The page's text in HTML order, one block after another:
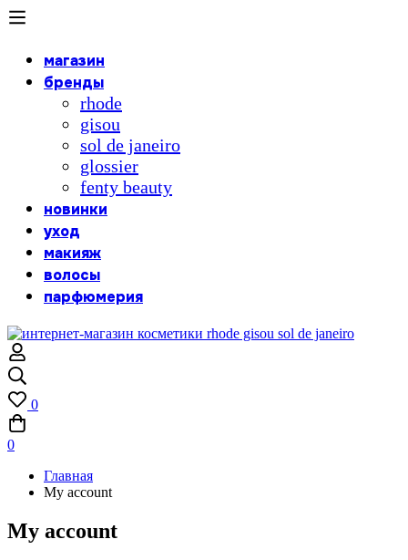
магазин
бренды
rhode
gisou
sol de janeiro
glossier
fenty beauty
новинки
уход
макияж
волосы
парфюмерия
0
0
Главная
My account
My account